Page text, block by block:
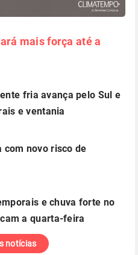
mais força até a
fria avança pelo Sul e
e ventania
com novo risco de
e chuva forte no
a quarta-feira
notícias